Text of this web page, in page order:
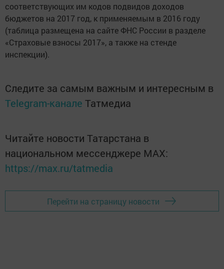
соответствующих им кодов подвидов доходов
бюджетов на 2017 год, к применяемым в 2016 году
(таблица размещена на сайте ФНС России в разделе
«Страховые взносы 2017», а также на стенде
инспекции).
Следите за самым важным и интересным в
Telegram-канале Татмедиа
Читайте новости Татарстана в
национальном мессенджере MАХ:
https://max.ru/tatmedia
Перейти на страницу новости